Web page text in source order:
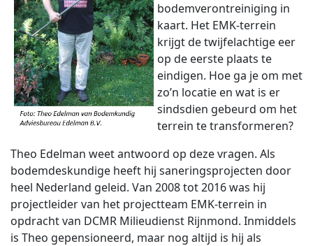
bodemverontreiniging in
kaart. Het EMK-terrein
krijgt de twijfelachtige eer
op de eerste plaats te
eindigen. Hoe ga je om met
zo’n locatie en wat is er
sindsdien gebeurd om het
terrein te transformeren?
Theo Edelman weet antwoord op deze vragen. Als
bodemdeskundige heeft hij saneringsprojecten door
heel Nederland geleid. Van 2008 tot 2016 was hij
projectleider van het projectteam EMK-terrein in
opdracht van DCMR Milieudienst Rijnmond. Inmiddels
is Theo gepensioneerd, maar nog altijd is hij als